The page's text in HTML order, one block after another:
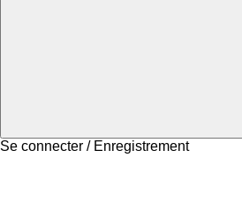
Se connecter / Enregistrement